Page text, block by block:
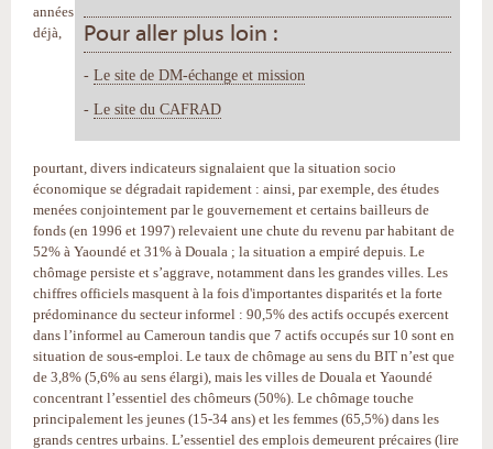
Pour aller plus loin :
- Le site de DM-échange et mission
- Le site du CAFRAD
années
déjà,
pourtant, divers indicateurs signalaient que la situation socio
économique se dégradait rapidement : ainsi, par exemple, des études
menées conjointement par le gouvernement et certains bailleurs de
fonds (en 1996 et 1997) relevaient une chute du revenu par habitant de
52% à Yaoundé et 31% à Douala ; la situation a empiré depuis. Le
chômage persiste et s’aggrave, notamment dans les grandes villes. Les
chiffres officiels masquent à la fois d'importantes disparités et la forte
prédominance du secteur informel : 90,5% des actifs occupés exercent
dans l’informel au Cameroun tandis que 7 actifs occupés sur 10 sont en
situation de sous-emploi. Le taux de chômage au sens du BIT n’est que
de 3,8% (5,6% au sens élargi), mais les villes de Douala et Yaoundé
concentrant l’essentiel des chômeurs (50%). Le chômage touche
principalement les jeunes (15-34 ans) et les femmes (65,5%) dans les
grands centres urbains. L’essentiel des emplois demeurent précaires (lire